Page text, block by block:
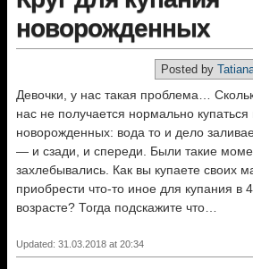
новорожденных
Posted by
Девочки, у нас такая проблема…
нас не получается нормально купаться
новорожденных: вода то и дело
— и сзади, и спереди. Были такие
захлебывались. Как вы купаете своих
приобрести что-то иное для купания в
возрасте? Тогда подскажите что…
Updated: 31.03.2018 at 20:34